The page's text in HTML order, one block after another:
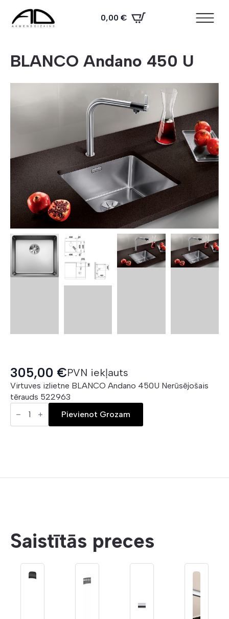
0,00 €
BLANCO Andano 450 U
305,00 €PVN iekļauts
Virtuves izlietne BLANCO Andano 450U Nerūsējošais
tērauds 522963
BLANCO
Andano
Pievienot Grozam
Saistītās preces